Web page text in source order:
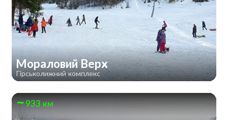
Мораловий Верх
Гірськолижний комплекс
933 км